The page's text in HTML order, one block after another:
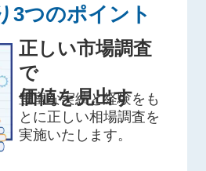
3つのポイント
正しい市場調査
で
価値を見出す
豊富な実績と経験をも
とに正しい相場調査を
実施いたします。